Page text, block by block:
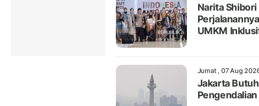
Narita Shibori
UMKM
Jumat , 07 Aug
Jakarta